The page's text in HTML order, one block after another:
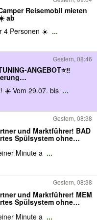
Reisemobil mieten
ab
4 Personen ☀️ ...
Gestern, 08:46
ANGEBOT⭐️‼️
Stage Eco AGR
F10 G31 Tuning Angebot
Audi BMW Mercedes
☀️ Vom 29.07. bis ...
Gestern, 08:38
und Marktführer! BAD
Spülsystem ohne
Minute a ...
Gestern, 08:38
und Marktführer! MEM
Spülsystem ohne
Minute a ...